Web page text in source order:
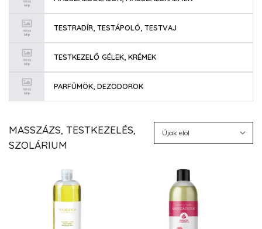
TESTRADÍR, TESTÁPOLÓ, TESTVAJ
TESTKEZELŐ GÉLEK, KRÉMEK
PARFÜMÖK, DEZODOROK
MASSZÁZS, TESTKEZELÉS,
SZOLÁRIUM